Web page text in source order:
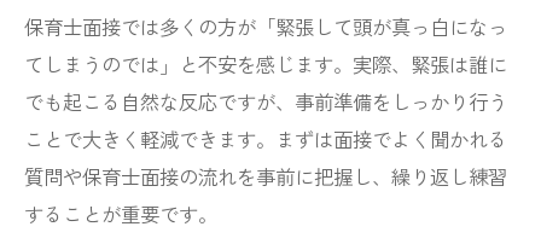
保育士面接で評価される具体的な回答例
保育士面接の質問意図を読み取るコツ
保育士面接で経験を伝える際の注意点
自己紹介が印象UPに繋がる面接ポイント
保育士面接で印象に残る自己紹介の作り方
保育士面接自己紹介で強みを伝える方法
保育士面接では多くの方が「緊張して頭が真っ白になっ
てしまうのでは」と不安を感じます。実際、緊張は誰に
でも起こる自然な反応ですが、事前準備をしっかり行う
ことで大きく軽減できます。まずは面接でよく聞かれる
質問や保育士面接の流れを事前に把握し、繰り返し練習
することが重要です。